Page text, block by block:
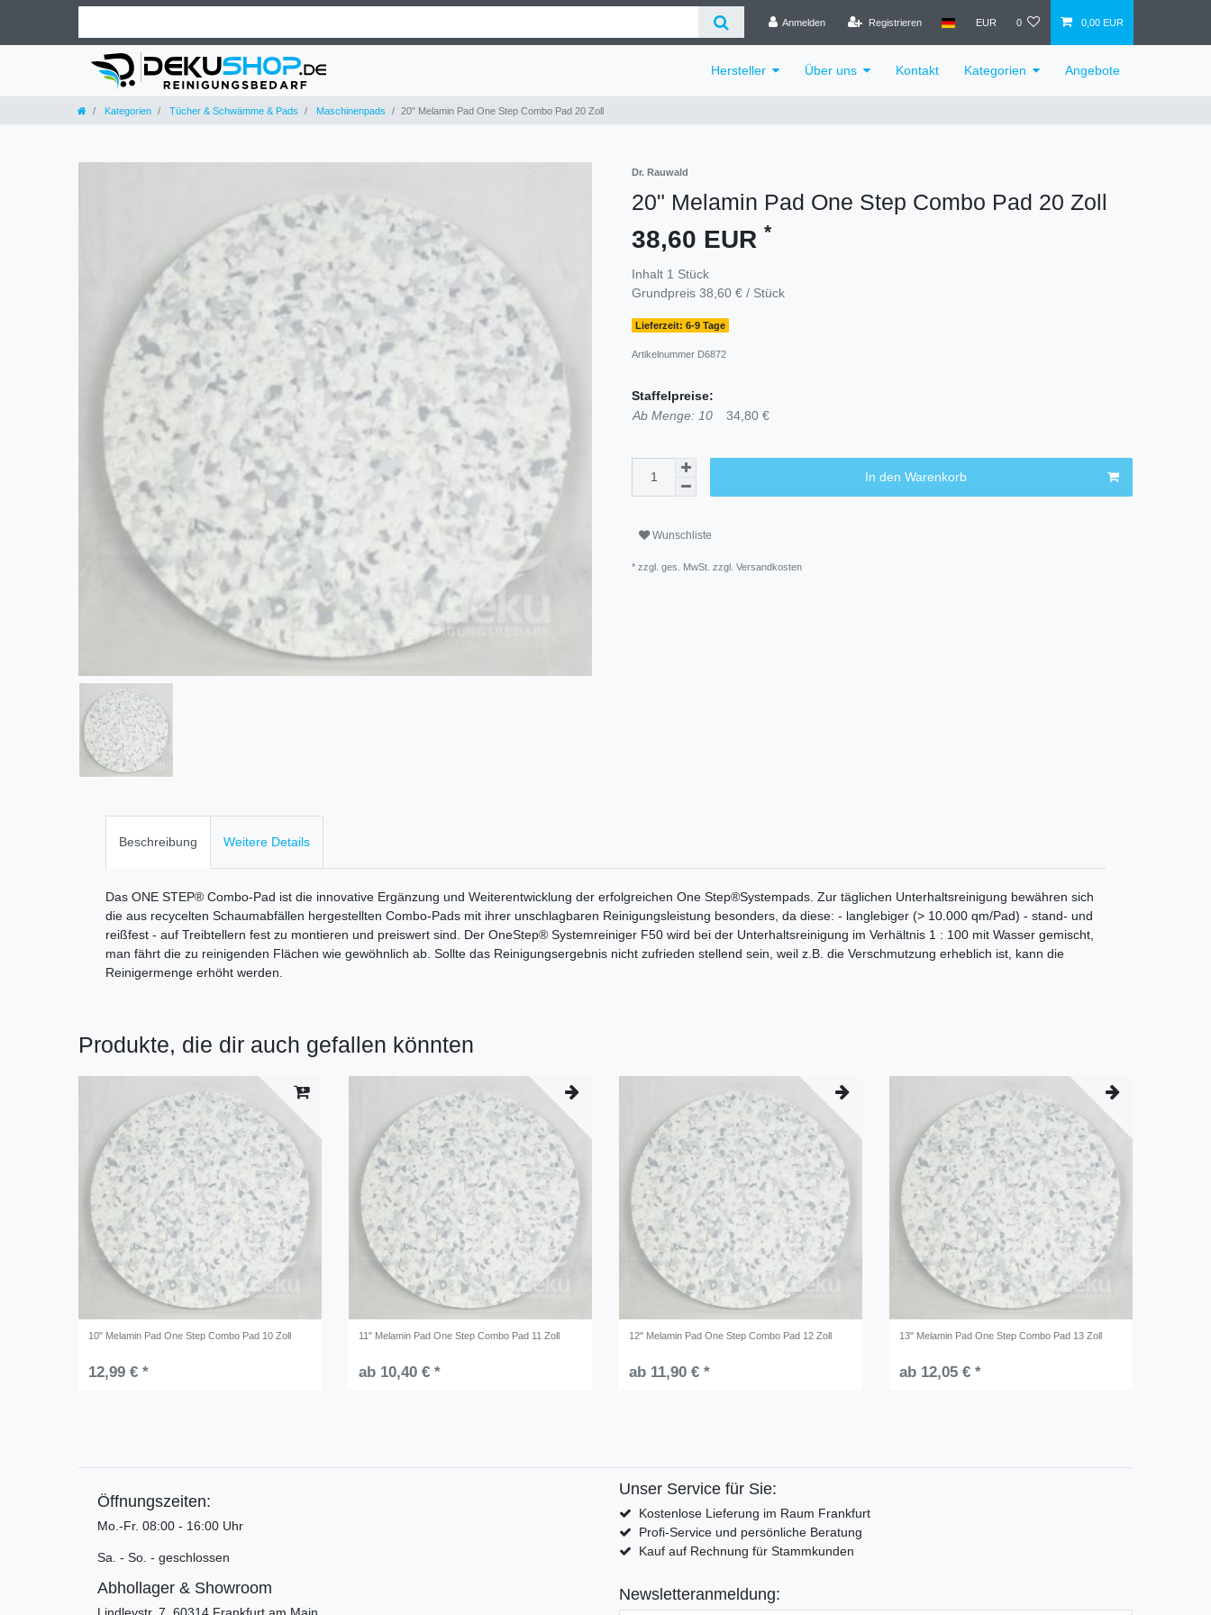
Anmelden Registrieren EUR 0 0,00 EUR
Hersteller Über uns Kontakt Kategorien Angebote
Kategorien Tücher & Schwämme & Pads Maschinenpads 20" Melamin Pad One Step Combo Pad 20 Zoll
Dr. Rauwald
20" Melamin Pad One Step Combo Pad 20 Zoll
38,60 EUR *
Inhalt 1 Stück
Grundpreis 38,60 € / Stück
Lieferzeit: 6-9 Tage
Artikelnummer D6872
Staffelpreise:
Ab Menge: 10
34,80 €
In den Warenkorb
Wunschliste
* zzgl. ges. MwSt. zzgl. Versandkosten
Beschreibung Weitere Details
Das ONE STEP® Combo-Pad ist die innovative Ergänzung und Weiterentwicklung der erfolgreichen One Step®Systempads. Zur täglichen Unterhaltsreinigung bewähren sich
die aus recycelten Schaumabfällen hergestellten Combo-Pads mit ihrer unschlagbaren Reinigungsleistung besonders, da diese: - langlebiger (> 10.000 qm/Pad) - stand- und
reißfest - auf Treibtellern fest zu montieren und preiswert sind. Der OneStep® Systemreiniger F50 wird bei der Unterhaltsreinigung im Verhältnis 1 : 100 mit Wasser gemischt,
man fährt die zu reinigenden Flächen wie gewöhnlich ab. Sollte das Reinigungsergebnis nicht zufrieden stellend sein, weil z.B. die Verschmutzung erheblich ist, kann die
Reinigermenge erhöht werden.
Produkte, die dir auch gefallen könnten
10" Melamin Pad One Step Combo Pad 10 Zoll
12,99 € *
11" Melamin Pad One Step Combo Pad 11 Zoll
ab 10,40 € *
12" Melamin Pad One Step Combo Pad 12 Zoll
ab 11,90 € *
13" Melamin Pad One Step Combo Pad 13 Zoll
ab 12,05 € *
Öffnungszeiten:
Mo.-Fr. 08:00 - 16:00 Uhr
Sa. - So. - geschlossen
Abhollager & Showroom
Lindleystr. 7, 60314 Frankfurt am Main
Unser Service für Sie:
Kostenlose Lieferung im Raum Frankfurt
Profi-Service und persönliche Beratung
Kauf auf Rechnung für Stammkunden
Newsletteranmeldung: